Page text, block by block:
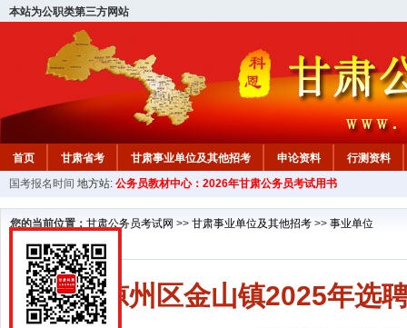
本站为公职类第三方网站
首页 甘肃省考 甘肃事业单位及其他招考 申论资料
行测资料
国考报名时间 地方站: 公务员教材中心：2026年甘肃公务员考试用书
您的当前位置： 甘肃公务员考试网 >> 甘肃事业单位及其他招考 >> 事业单位
凉州区金山镇2025年选